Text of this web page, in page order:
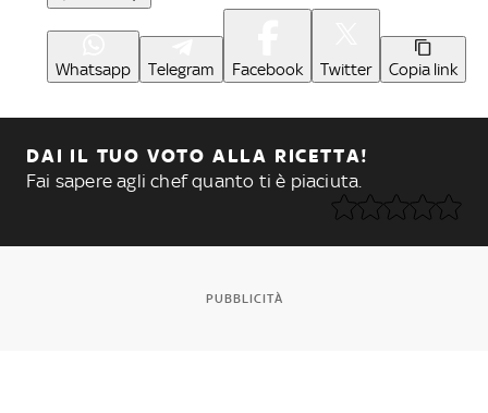
Whatsapp Telegram Facebook Twitter Copia link
DAI IL TUO VOTO ALLA RICETTA!
Fai sapere agli chef quanto ti è piaciuta.
PUBBLICITÀ